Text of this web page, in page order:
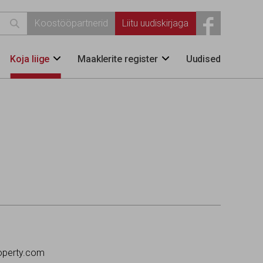
Koostööpartnerid Liitu uudiskirjaga 
Koja liige  Maaklerite register  Uudised